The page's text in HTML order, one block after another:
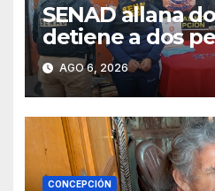
SENAD allana
detiene a dos
presunto
Concepción
AGO 6, 2026
CONCEPCIÓN